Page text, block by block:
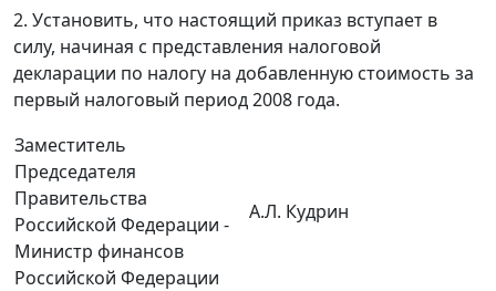
2. Установить, что настоящий приказ вступает в
силу, начиная с представления налоговой
декларации по налогу на добавленную стоимость за
первый налоговый период 2008 года.
Заместитель
Председателя
Правительства
Российской Федерации -
Министр финансов
Российской Федерации
А.Л. Кудрин